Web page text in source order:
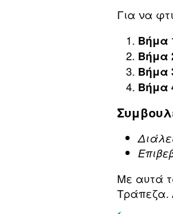
Για να
Βήμα
Βήμα
Βήμα
Βήμα
Με αυτά
Τράπεζα.